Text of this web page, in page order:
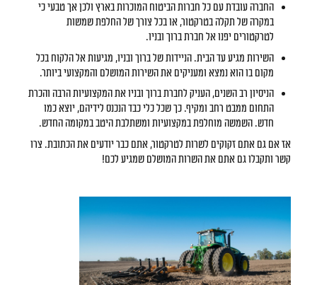
החברה עובדת עם כל חברות הביטוח המוכרות בארץ ולכן אך טבעי כי
במקרה של תקלה בטרקטור, או בכל צורך של החלפת שמשות
לטרקטורים יפנו אל חברת ברוך ובניו.
השירות מגיע עד הבית. הניידות של ברוך ובניו, מגיעות אל הלקוח בכל
מקום בו הוא נמצא ומעניקים את השירות המושלם והמקצועי ביותר.
הניסיון רב השנים, העניק לחברת ברוך ובניו את המקצועיות הרבה והכרת
התחום ממבט רחב ומקיף. כך שכל כלי כבד הנכנס לידיהם, יוצא כמו
חדש. השמשה מוחלפת במקצועיות ומשתלבת היטב במקומה החדש.
אז אם גם אתם זקוקים לשרות לטרקטור, אתם כבר יודעים את הכתובת. צרו
קשר ותקבלו גם אתם את השרות המושלם שמגיע לכם!